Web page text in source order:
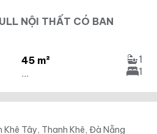
NỘI THẤT CÓ BAN
45 m²
...
1
1
Khê Tây, Thanh Khê, Đà Nẵng